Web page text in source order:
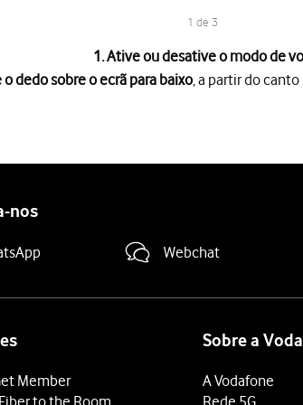
1 de 3
1. Ative ou desative o modo de
o dedo sobre o ecrã para baixo, a partir do
nos
Webchat
Member
to the Room
Sobre a
A Vodafone
Rede 5G